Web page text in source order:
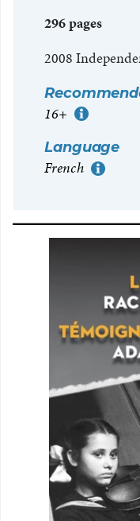
296 pages
2008
16+
Language
French